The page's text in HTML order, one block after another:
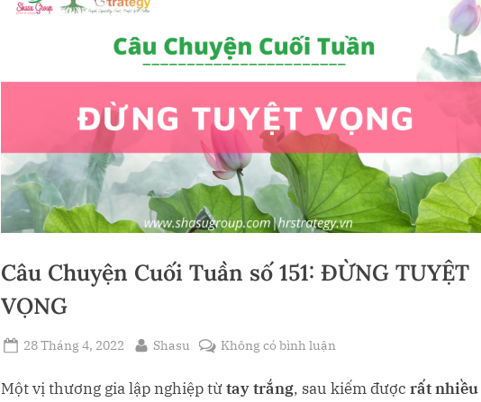
Toggle
menu
Câu Chuyện Cuối Tuần số 151: ĐỪNG TUYỆT
VỌNG
Posted
28 Tháng 4, 2022 By
Shasu Không có bình luận
Chuyện
Một vị thương gia lập nghiệp từtay trắng, sau kiếm được rất nhiều